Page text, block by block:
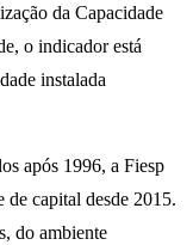
da Capacidade
o indicador está
instalada
após 1996, a Fiesp
de capital desde 2015.
do ambiente